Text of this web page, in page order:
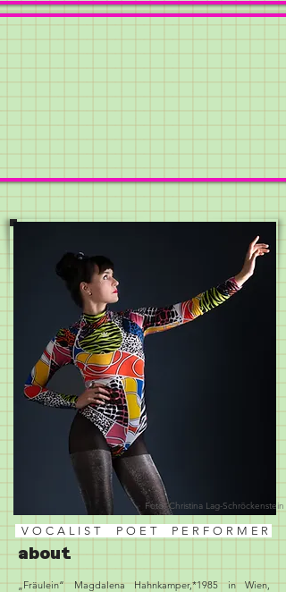
Foto: Christina Lag-Schröckenstein
VOCALIST POET PERFORMER
about
„Fräulein“ Magdalena Hahnkamper,*1985 in Wien,